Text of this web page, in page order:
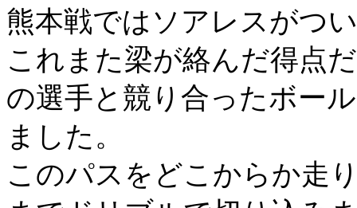
熊本戦ではソアレスがつ
これまた梁が絡んだ得点
の選手と競り合ったボー
ました。
このパスをどこからか走